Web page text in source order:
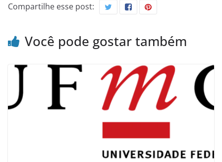
Compartilhe esse post:
Você pode gostar também